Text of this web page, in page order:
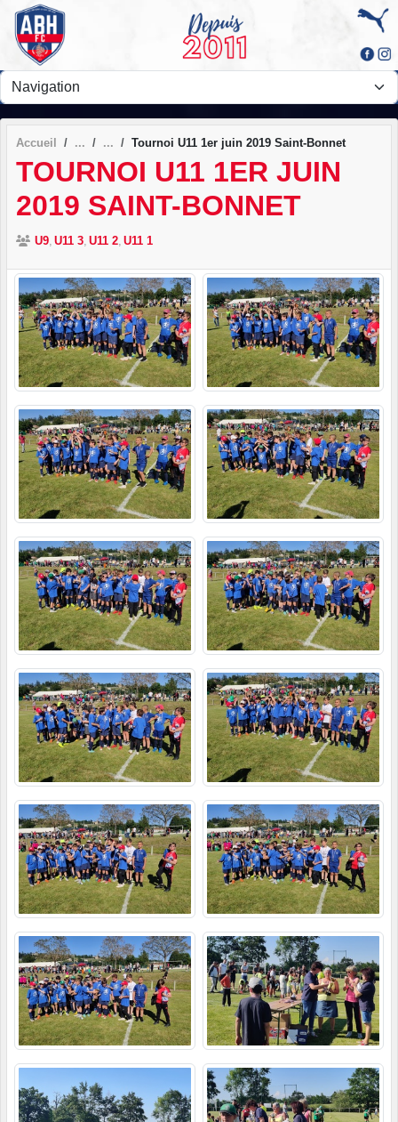
Accueil Tournoi U11 1er juin 2019 Saint-Bonnet
TOURNOI U11 1ER JUIN
2019 SAINT-BONNET
U9 U11 3 U11 2 U11 1
Panneau de gestion des cookies